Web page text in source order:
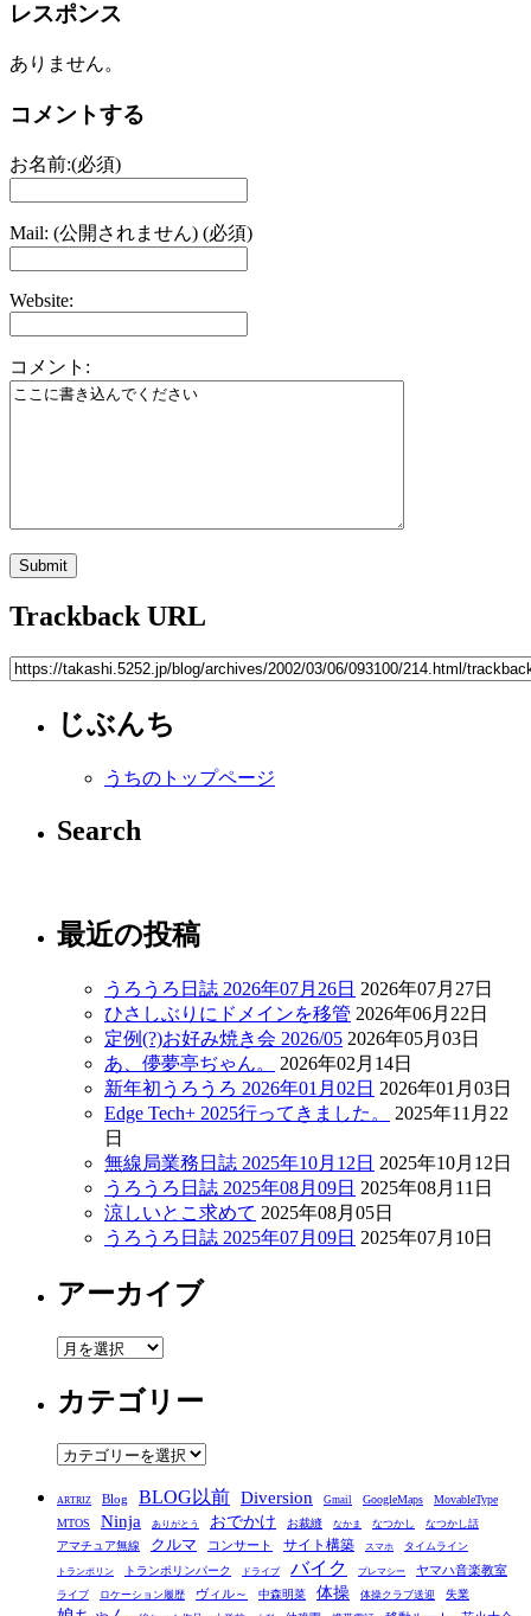
レスポンス
ありません。
コメントする
お名前:(必須)
Mail: (公開されません) (必須)
Website:
コメント:
Trackback URL
じぶんち
うちのトップページ
Search
最近の投稿
うろうろ日誌 2026年07月26日 2026年07月27日
ひさしぶりにドメインを移管 2026年06月22日
定例(?)お好み焼き会 2026/05 2026年05月03日
あ、儚夢亭ぢゃん。
2026年02月14日
新年初うろうろ 2026年01月02日 2026年01月03日
Edge Tech+ 2025行ってきました。
2025年11月22
日
無線局業務日誌 2025年10月12日 2025年10月12日
うろうろ日誌 2025年08月09日 2025年08月11日
涼しいとこ求めて 2025年08月05日
うろうろ日誌 2025年07月09日 2025年07月10日
アーカイブ
ア
カ
イ
ブ
カテゴリー
カ
ゴ
リ
ー
ARTRIZ Blog BLOG以前 Diversion Gmail GoogleMaps
MovableType
MTOS
Ninja ありがとう おでかけ お裁縫 なかま なつかし なつかし話
アマチュア無線 クルマ コンサート サイト構築 スマホ タイムライン
トランポリン トランポリンパーク ドライブ バイク プレマシー ヤマハ音楽教室
ライブ ロケーション履歴 ヴィル～ 中森明菜 体操 体操クラブ送迎 失業